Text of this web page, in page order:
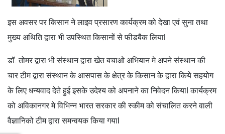
इस अवसर पर किसान ने लाइव प्रसारण कार्यक्रम को देखा एवं सुना तथा
मुख्य अथिति द्वारा भी उपस्थित किसानों से फीडबैक लियाl
डॉ. तोमर द्वारा भी संस्थान द्वारा खेत बचाओ अभियान मे अपने संस्थान की
चार टीम द्वारा संस्थान के आसपास के क्षेत्र के किसान के द्वारा किये सहयोग
के लिए धन्यवाद देते हुई इसके उदेश्य को अपनाने का निवेदन कियाl कार्यक्रम
को अविकानगर मे विभिन्न भारत सरकार की स्कीम को संचालित करने वाली
वैज्ञानिको टीम द्वारा समन्वयक किया गयाl